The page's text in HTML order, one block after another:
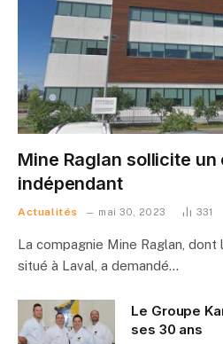
Mine Raglan sollicite
indépendant
Actualités mai 30, 2023 331
La compagnie Mine Raglan,
situé à Laval, a demandé…
Le Groupe
ses 30 ans